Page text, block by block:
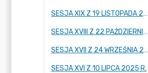
SESJA XIX Z 19 LISTOPADA 2025 R.
SESJA XVIII Z 22 PAŹDZIERNIKA 2025 R.
SESJA XVII Z 24 WRZEŚNIA 2025 R.
SESJA XVI Z 10 LIPCA 2025 R.